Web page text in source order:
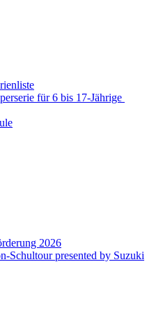
für 6 bis 17-Jährige
2026
Schultour presented by Suzuki